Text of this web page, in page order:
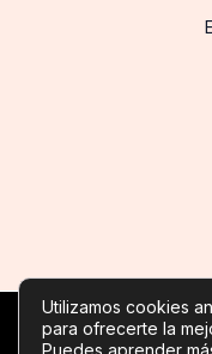
Copyright © Todos
Utilizamos cookies
para ofrecerte la
Puedes aprender